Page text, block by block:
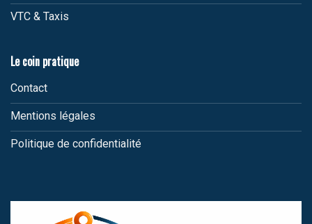
VTC & Taxis
Le coin pratique
Contact
Mentions légales
Politique de confidentialité